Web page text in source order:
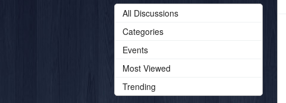
All Discussions
Categories
Events
Most Viewed
Trending